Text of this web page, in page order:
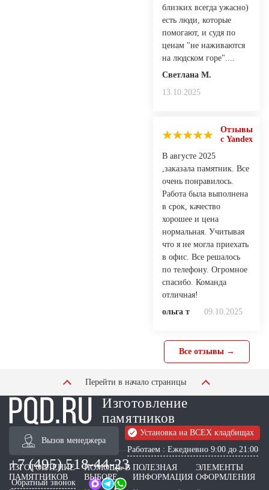
близких всегда ужасно)
есть люди, которые
помогают, и судя по
ценам "не наживаются
на людском горе"....
Светлана М.
13.10.2025
Отзывы
с Yandex
В августе 2025
,заказала памятник. Все
очень понравилось.
Работа была выполнена
в срок, качество
хорошее и цена
нормальная. Учитывая
что я не могла приехать
в офис. Все решалось
по телефону. Огромное
спасибо. Команда
отличная!
ольга т
09.10.2025
Все отзывы →
Перейти в начало страницы
Изготовление
памятников
Вызов менеджера
Установка на ВСЕХ кладбищах
Работаем : Ежедневно 9:00 до 21:00
+7 (495) 518-44-23
Обратный звонок
ИЗГОТОВЛЕНИЕ
ПАМЯТНИКОВ
ПОМОЩЬ В
ВЫБОРЕ
ПОЛЕЗНАЯ
ИНФОРМАЦИЯ
ЭЛЕМЕНТЫ
ОФОРМЛЕНИЯ